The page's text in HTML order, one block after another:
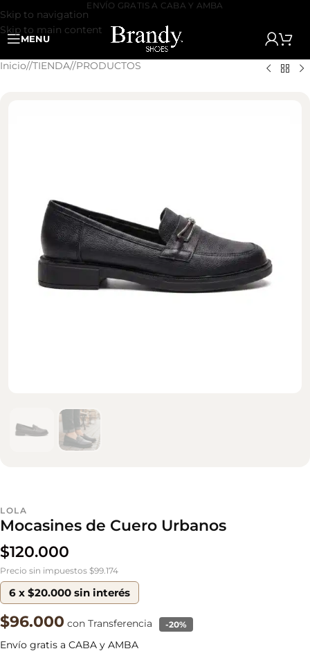
Skip to navigation
Skip to main content
MENU
Inicio/ TIENDA/ PRODUCTOS
LOLA
Mocasines de Cuero Urbanos
$120.000
Precio sin impuestos $99.174
6 x $20.000 sin interés
$96.000 con Transferencia -20%
Envío gratis a CABA y AMBA